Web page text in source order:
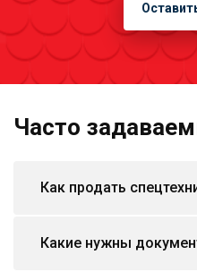
Часто
Как продать
Какие нужны